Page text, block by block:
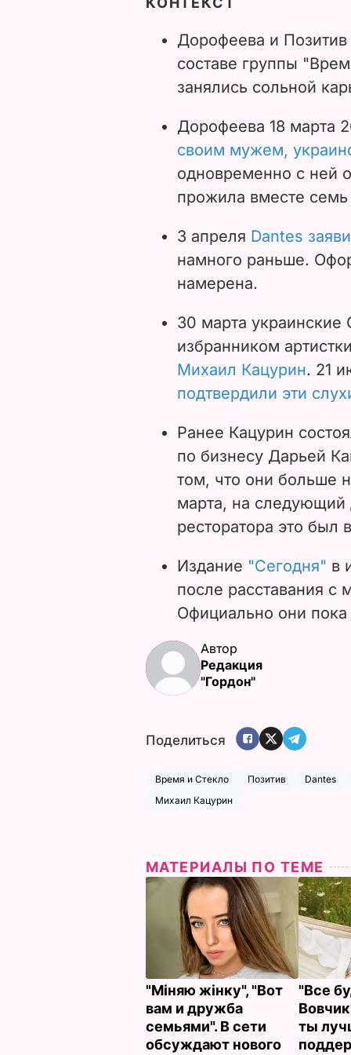
Дорофеева и
составе группы
занялись сольной
Дорофеева 18 марта
своим мужем,
одновременно с ней
прожила вместе семь
3 апреля Dantes
намного раньше.
намерена.
30 марта
избранником артистки
Михаил Кацурин. 21
подтвердили эти
Ранее Кацурин
по бизнесу Дарьей
том, что они больше
марта, на следующий
ресторатора это был
Издание "Сегодня" в
после расставания с
Официально они
Автор
Редакция
"Гордон"
Поделиться
Время и Стекло Позитив Dantes
Михаил Кацурин
МАТЕРИАЛЫ ПО ТЕМЕ
"Міняю жінку", "Вот
вам и дружба
семьями". В сети
обсуждают нового
"Все
ты